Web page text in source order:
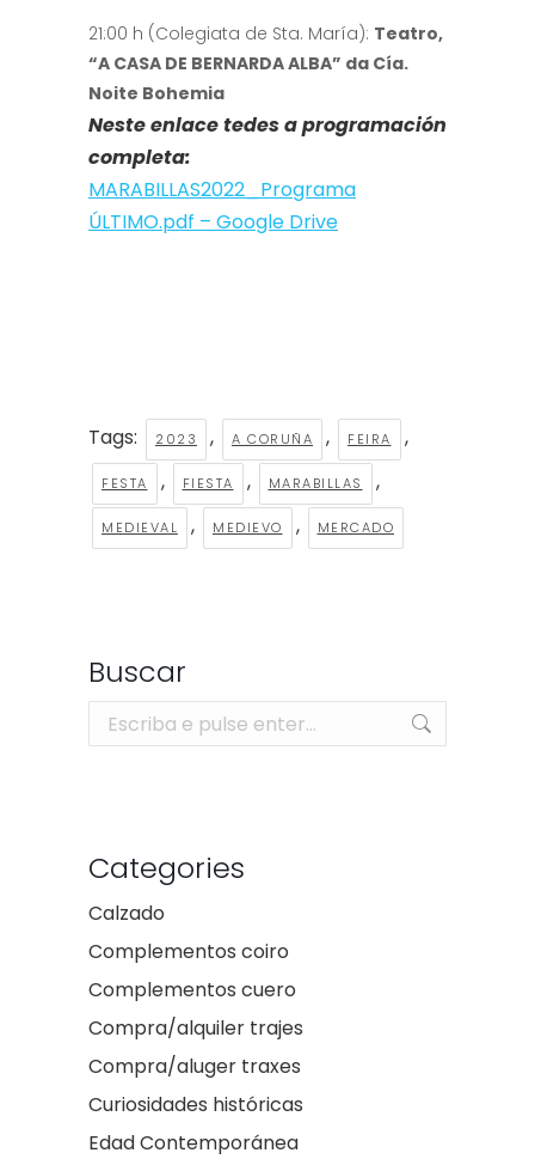
21:00 h (Colegiata de Sta. María): Teatro,
“A CASA DE BERNARDA ALBA” da Cía.
Noite Bohemia
Neste enlace tedes a programación
completa:
MARABILLAS2022_Programa
ÚLTIMO.pdf – Google Drive
Tags: 2023 , A CORUÑA , FEIRA ,
FESTA , FIESTA , MARABILLAS ,
MEDIEVAL , MEDIEVO , MERCADO
Buscar
Search:
Categories
Calzado
Complementos coiro
Complementos cuero
Compra/alquiler trajes
Compra/aluger traxes
Curiosidades históricas
Edad Contemporánea